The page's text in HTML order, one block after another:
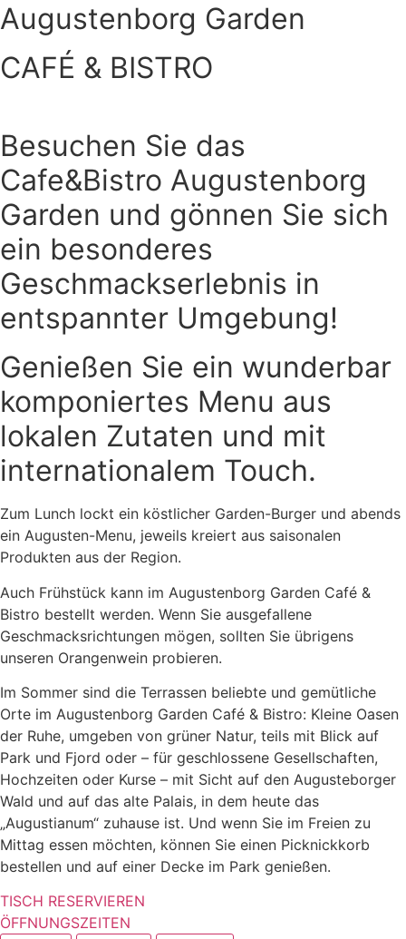
Augustenborg Garden
CAFÉ & BISTRO
Besuchen Sie das
Cafe&Bistro Augustenborg
Garden und gönnen Sie sich
ein besonderes
Geschmackserlebnis in
entspannter Umgebung!
Genießen Sie ein wunderbar
komponiertes Menu aus
lokalen Zutaten und mit
internationalem Touch.
Zum Lunch lockt ein köstlicher Garden-Burger und abends
ein Augusten-Menu, jeweils kreiert aus saisonalen
Produkten aus der Region.
Auch Frühstück kann im Augustenborg Garden Café &
Bistro bestellt werden. Wenn Sie ausgefallene
Geschmacksrichtungen mögen, sollten Sie übrigens
unseren Orangenwein probieren.
Im Sommer sind die Terrassen beliebte und gemütliche
Orte im Augustenborg Garden Café & Bistro: Kleine Oasen
der Ruhe, umgeben von grüner Natur, teils mit Blick auf
Park und Fjord oder – für geschlossene Gesellschaften,
Hochzeiten oder Kurse – mit Sicht auf den Augusteborger
Wald und auf das alte Palais, in dem heute das
„Augustianum“ zuhause ist. Und wenn Sie im Freien zu
Mittag essen möchten, können Sie einen Picknickkorb
bestellen und auf einer Decke im Park genießen.
TISCH RESERVIEREN
ÖFFNUNGSZEITEN